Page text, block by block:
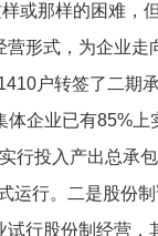
或那样的困难，
营形式，为企业
户转签了二期
企业已有85%上
行投入产出总承
运行。二是股份
行股份制经营，